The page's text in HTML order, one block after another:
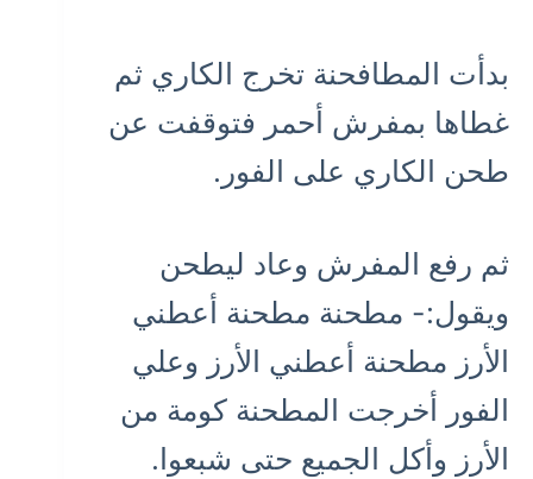
بدأت المطافحنة تخرج الكاري ثم
غطاها بمفرش أحمر فتوقفت عن
طحن الكاري على الفور.
ثم رفع المفرش وعاد ليطحن
ويقول:- مطحنة مطحنة أعطني
الأرز مطحنة أعطني الأرز وعلي
الفور أخرجت المطحنة كومة من
الأرز وأكل الجميع حتى شبعوا.